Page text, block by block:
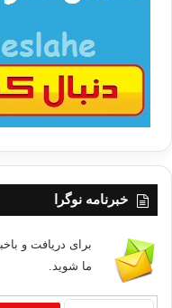
خبرنامه نوگرا
برای دریافت و
ما شوید.